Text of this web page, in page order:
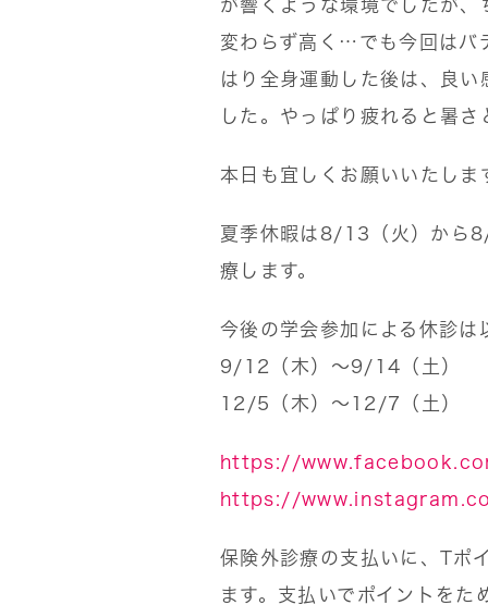
が響くような環境でしたが
変わらず高く…でも今回はバ
はり全身運動した後は、良
した。やっぱり疲れると暑
本日も宜しくお願いいたしま
夏季休暇は8/13（火）から
療します。
今後の学会参加による休診は
9/12（木）〜9/14（土）
12/5（木）〜12/7（土）
https://
https://
保険外診療の支払いに、Tポ
ます。支払いでポイントを